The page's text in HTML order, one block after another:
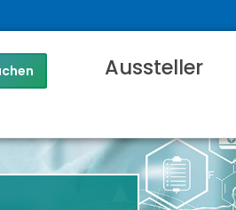
Aussteller